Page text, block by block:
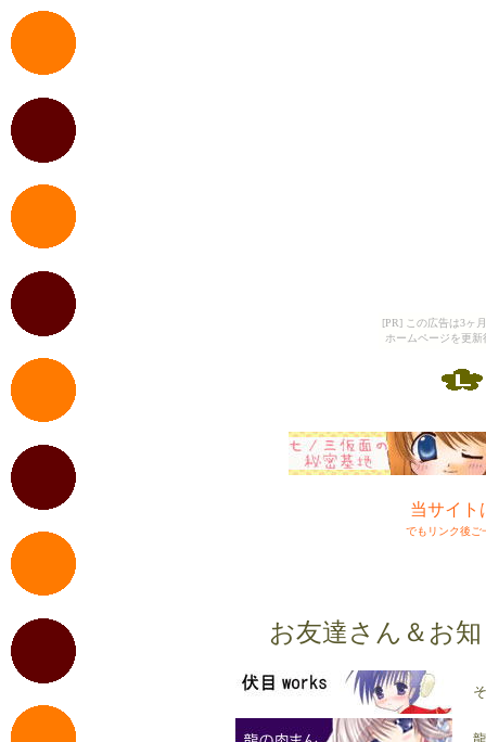
[PR] この広告は3ヶ
ホームページを更
当サイト
でもリンク後ご
お友達さん＆お知り合